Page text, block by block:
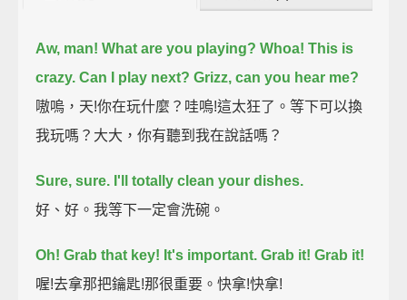
Aw, man! What are you playing? Whoa! This is
crazy. Can I play next? Grizz, can you hear me?
嗷嗚，天!你在玩什麼？哇嗚!這太狂了。等下可以換
我玩嗎？大大，你有聽到我在說話嗎？
Sure, sure. I'll totally clean your dishes.
好、好。我等下一定會洗碗。
Oh! Grab that key! It's important. Grab it! Grab it!
喔!去拿那把鑰匙!那很重要。快拿!快拿!